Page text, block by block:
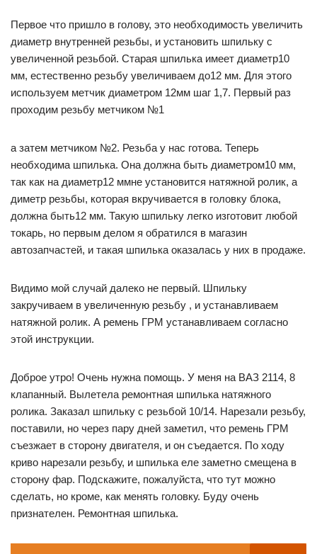
Первое что пришло в голову, это необходимость увеличить
диаметр внутренней резьбы, и установить шпильку с
увеличенной резьбой. Старая шпилька имеет диаметр10
мм, естественно резьбу увеличиваем до12 мм. Для этого
используем метчик диаметром 12мм шаг 1,7. Первый раз
проходим резьбу метчиком №1
а затем метчиком №2. Резьба у нас готова. Теперь
необходима шпилька. Она должна быть диаметром10 мм,
так как на диаметр12 ммне установится натяжной ролик, а
диметр резьбы, которая вкручивается в головку блока,
должна быть12 мм. Такую шпильку легко изготовит любой
токарь, но первым делом я обратился в магазин
автозапчастей, и такая шпилька оказалась у них в продаже.
Видимо мой случай далеко не первый. Шпильку
закручиваем в увеличенную резьбу , и устанавливаем
натяжной ролик. А ремень ГРМ устанавливаем согласно
этой инструкции.
Доброе утро! Очень нужна помощь. У меня на ВАЗ 2114, 8
клапанный. Вылетела ремонтная шпилька натяжного
ролика. Заказал шпильку с резьбой 10/14. Нарезали резьбу,
поставили, но через пару дней заметил, что ремень ГРМ
съезжает в сторону двигателя, и он съедается. По ходу
криво нарезали резьбу, и шпилька еле заметно смещена в
сторону фар. Подскажите, пожалуйста, что тут можно
сделать, но кроме, как менять головку. Буду очень
признателен. Ремонтная шпилька.